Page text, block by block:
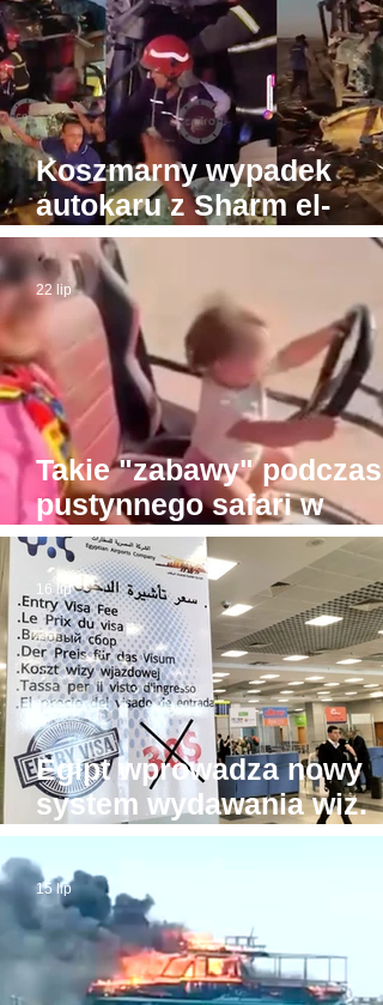
Koszmarny wypadek
autokaru z Sharm el-
Sheikh do Gizy. Turyści
byli w drodze do Piramid
Takie "zabawy" podczas
pustynnego safari w
Hurghadzie. Co trzeba
mieć w głowie, żeby na to
pozwolić?!
22 lip
Egipt wprowadza nowy
system wydawania wiz.
Będzie drożej!
16 lip
15 lip